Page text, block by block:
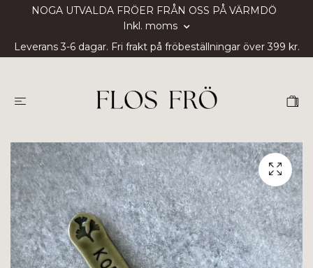
NOGA UTVALDA FRÖER FRÅN OSS PÅ VÄRMDÖ
Inkl. moms
Leverans 3-6 dagar. Fri frakt på fröbeställningar över 399 kr.